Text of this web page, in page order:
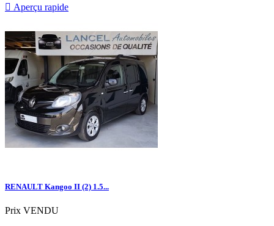
 Aperçu rapide
RENAULT Kangoo II (2) 1.5...
Prix VENDU